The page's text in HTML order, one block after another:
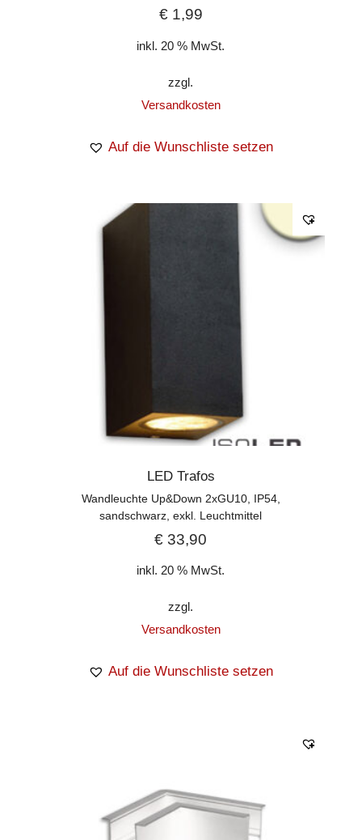
€1,99
inkl. 20 % MwSt.
zzgl.
Versandkosten
Auf die Wunschliste setzen
LED Trafos
Wandleuchte Up&Down 2xGU10, IP54,
sandschwarz, exkl. Leuchtmittel
€ 33,90
inkl. 20 % MwSt.
zzgl.
Versandkosten
Auf die Wunschliste setzen